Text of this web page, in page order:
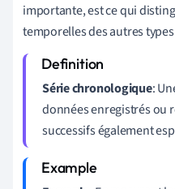
importante, est ce qui
temporelles des autres
Série chronologique:
données enregistrés ou
successifs également